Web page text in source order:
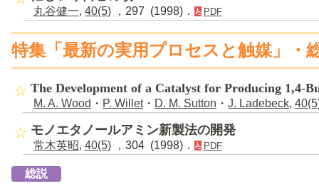
丸谷健一, 40(5) ，297 (1998)． PDF
特集「最新の実用プロセスと触媒」・
The Development of a Catalyst for Producing 1,4-
M. A. Wood ・ P. Willet・ D. M. Sutton ・ J. Ladebeck,
モノエタノールアミン新製法の開発
常木英昭, 40(5) ，304 (1998)． PDF
総説